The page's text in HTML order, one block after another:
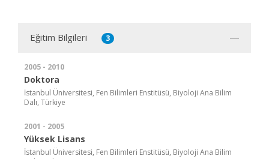
Eğitim Bilgileri 3
2005 - 2010
Doktora
İstanbul Üniversitesi, Fen Bilimleri Enstitüsü, Biyoloji Ana Bilim
Dalı, Türkiye
2001 - 2005
Yüksek Lisans
İstanbul Üniversitesi, Fen Bilimleri Enstitüsü, Biyoloji Ana Bilim